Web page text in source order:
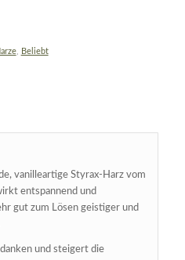
, Beliebt
vanilleartige Styrax-Harz vom
entspannend und
gut zum Lösen geistiger und
und steigert die